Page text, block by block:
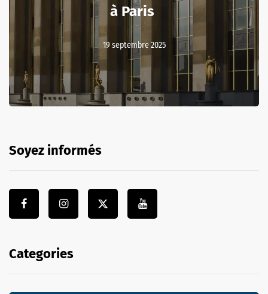
à Paris
19 septembre 2025
Soyez informés
Categories